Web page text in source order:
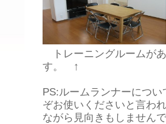
トレーニングルームが
す。 ↑
PS:ルームランナーにつ
ぞお使いくださいと言わ
ながら見向きもしません